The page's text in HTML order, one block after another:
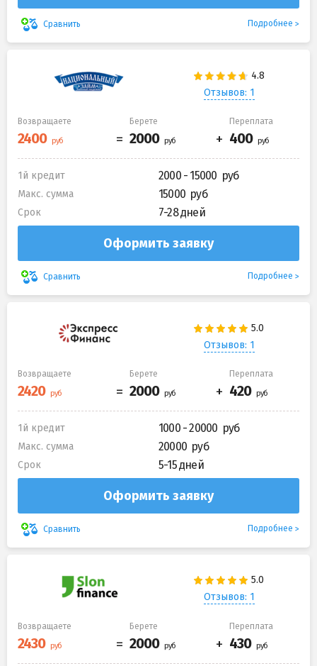
Сравнить Подробнее
Отзывов: 1
Возвращаете Берете Переплата
1й кредит 2000 - 15000
Макс. сумма 15000
Срок 7-28 дней
Оформить заявку
Сравнить Подробнее
Отзывов: 1
Возвращаете Берете Переплата
1й кредит 1000 - 20000
Макс. сумма 20000
Срок 5-15 дней
Оформить заявку
Сравнить Подробнее
Отзывов: 1
Возвращаете Берете Переплата